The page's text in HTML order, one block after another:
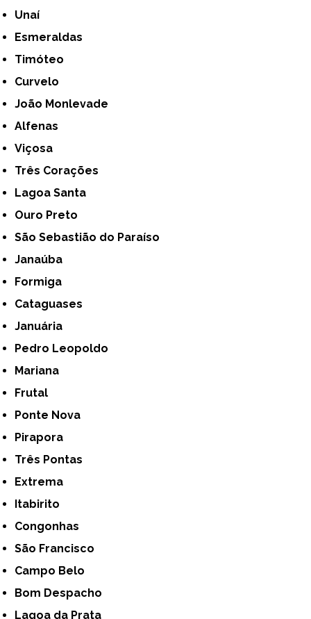
Unaí
Esmeraldas
Timóteo
Curvelo
João Monlevade
Alfenas
Viçosa
Três Corações
Lagoa Santa
Ouro Preto
São Sebastião do Paraíso
Janaúba
Formiga
Cataguases
Januária
Pedro Leopoldo
Mariana
Frutal
Ponte Nova
Pirapora
Três Pontas
Extrema
Itabirito
Congonhas
São Francisco
Campo Belo
Bom Despacho
Lagoa da Prata